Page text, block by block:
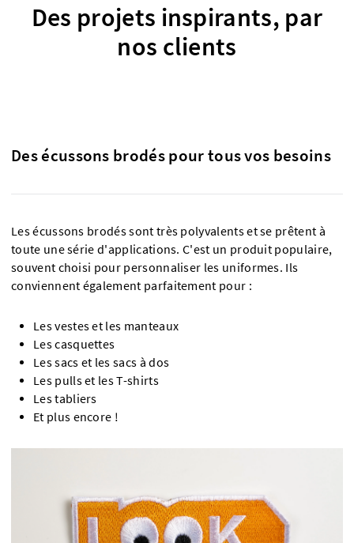
Des projets inspirants, par
nos clients
Des écussons brodés pour tous vos besoins
Les écussons brodés sont très polyvalents et se prêtent à
toute une série d'applications. C'est un produit populaire,
souvent choisi pour personnaliser les uniformes. Ils
conviennent également parfaitement pour :
Les vestes et les manteaux
Les casquettes
Les sacs et les sacs à dos
Les pulls et les T-shirts
Les tabliers
Et plus encore !